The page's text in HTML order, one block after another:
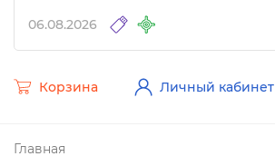
06.08.2026
Главная
Корзина Личный кабинет